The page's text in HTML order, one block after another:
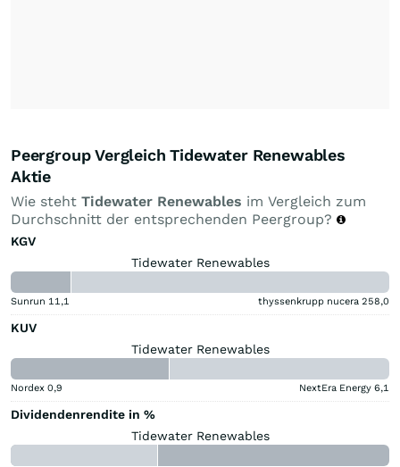
Peergroup Vergleich Tidewater Renewables
Aktie
Wie steht Tidewater Renewables im Vergleich zum
Durchschnitt der entsprechenden Peergroup?
KGV
Tidewater Renewables
Sunrun 11,1 thyssenkrupp nucera 258,0
KUV
Tidewater Renewables
Nordex 0,9 NextEra Energy 6,1
Dividendenrendite in %
Tidewater Renewables